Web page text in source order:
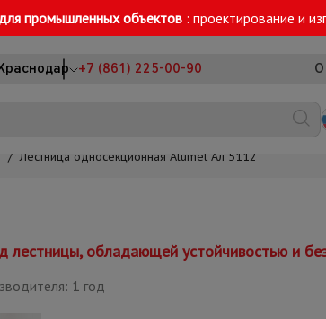
промышленных объектов : проектирование и
Краснодар +7 (861) 225-00-90 О
/ Лестница односекционная Alumet Ал 5112
лестницы, обладающей устойчивостью и
1 год